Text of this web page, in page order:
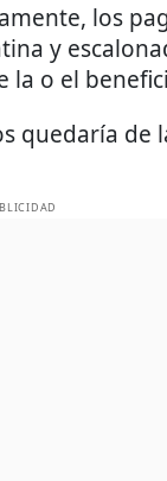
los
y
la o el
quedaría de